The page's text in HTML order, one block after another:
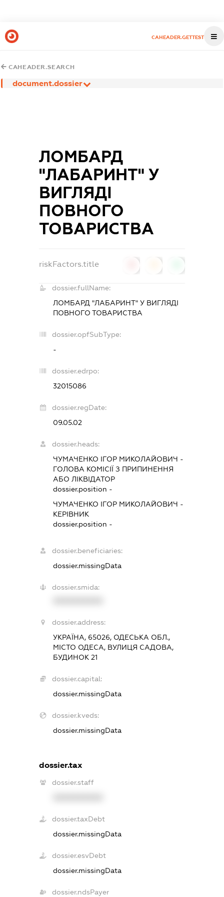
CAHEADER.GETTEST
CAHEADER.SEARCH
document.dossier
ЛОМБАРД
"ЛАБАРИНТ" У
ВИГЛЯДІ
ПОВНОГО
ТОВАРИСТВА
riskFactors.title
dossier.fullName:
ЛОМБАРД "ЛАБАРИНТ" У ВИГЛЯДІ
ПОВНОГО ТОВАРИСТВА
dossier.opfSubType:
-
dossier.edrpo:
32015086
dossier.regDate:
09.05.02
dossier.heads:
ЧУМАЧЕНКО ІГОР МИКОЛАЙОВИЧ -
ГОЛОВА КОМІСІЇ З ПРИПИНЕННЯ
АБО ЛІКВІДАТОР
dossier.position -
ЧУМАЧЕНКО ІГОР МИКОЛАЙОВИЧ -
КЕРІВНИК
dossier.position -
dossier.beneficiaries:
dossier.missingData
dossier.smida:
dossier.address:
УКРАЇНА, 65026, ОДЕСЬКА ОБЛ.,
МІСТО ОДЕСА, ВУЛИЦЯ САДОВА,
БУДИНОК 21
dossier.capital:
dossier.missingData
dossier.kveds:
dossier.missingData
dossier.tax
dossier.staff
dossier.taxDebt
dossier.missingData
dossier.esvDebt
dossier.missingData
dossier.ndsPayer